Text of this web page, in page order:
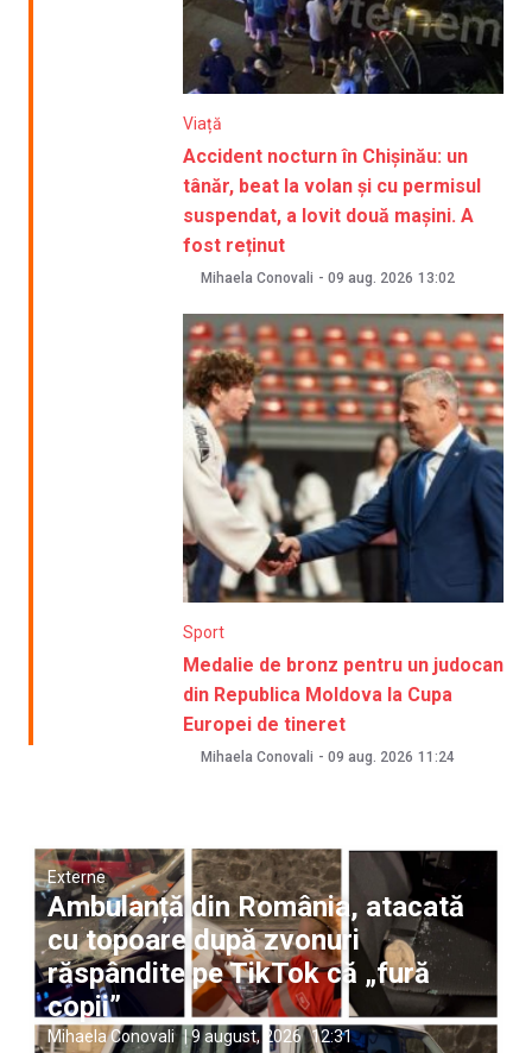
Viață
Accident nocturn în Chișinău: un
tânăr, beat la volan și cu permisul
suspendat, a lovit două mașini. A
fost reținut
Mihaela Conovali - 09 aug. 2026 13:02
Sport
Medalie de bronz pentru un judocan
din Republica Moldova la Cupa
Europei de tineret
Mihaela Conovali - 09 aug. 2026 11:24
Externe
Ambulanță din România, atacată
cu topoare după zvonuri
răspândite pe TikTok că „fură
copii”
Mihaela Conovali |9 august, 2026 12:31